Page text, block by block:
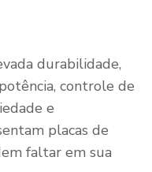
durabilidade,
controle de
e
placas de
faltar em sua